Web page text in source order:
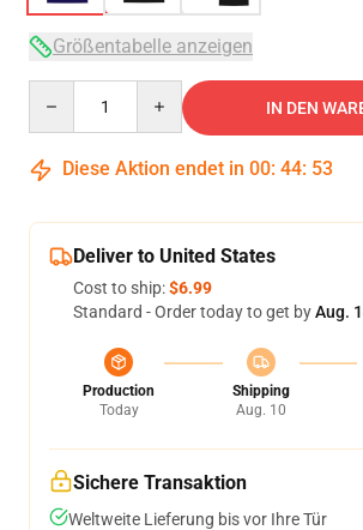
Größentabelle anzeigen
IN DEN
Diese Aktion endet in 00: 44: 52
Deliver to United States
Cost to ship:$6.99
Standard - Order today to get byAug.
Production
Today
Shipping
Aug. 10
Sichere Transaktion
Weltweite Lieferung bis vor Ihre Tür